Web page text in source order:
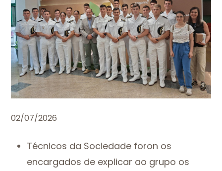
02/07/2026
Técnicos da Sociedade foron os
encargados de explicar ao grupo os